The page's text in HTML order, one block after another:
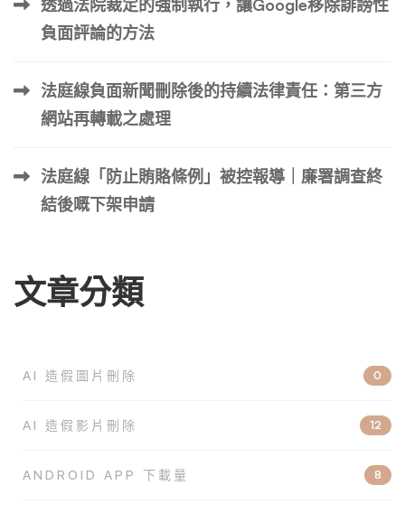
譽並影響客戶的信任。研究表明，消費者對網路評論的信任
程度與對個人推薦的信任程度一樣。當潛在客戶遇到負面評
下降。 此外，負面評論可能會損害您的搜尋引擎排名。搜
尋引擎在決定搜尋結果時會優先考慮使用者產生的內容（包
括評論）。如果您的品牌在 Facebook […] …
透過法院裁定的強制執行，讓Google移除誹謗性
負面評論的方法
法庭線負面新聞刪除後的持續法律責任：第三方
網站再轉載之處理
法庭線「防止賄賂條例」被控報導｜廉署調查終
結後嘅下架申請
文章分類
AI 造假圖片刪除 0
AI 造假影片刪除 12
ANDROID APP 下載量 8